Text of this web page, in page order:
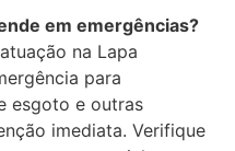
em emergências?
na Lapa
para
esgoto e outras
imediata. Verifique